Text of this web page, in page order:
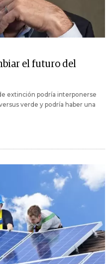
el futuro del
extinción podría interponerse
verde y podría haber una